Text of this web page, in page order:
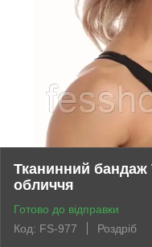
Тканинний бандаж
обличчя
Готово до відправки
Код: FS-977
Роздріб